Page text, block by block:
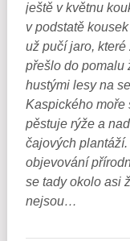
ještě v květnu
v podstatě
už pučí jaro,
přešlo do pomalu
hustými lesy na
Kaspického moře
pěstuje rýže a
čajových
objevování
se tady okolo asi
nejsou…